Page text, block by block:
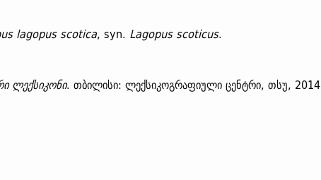
lagopus scotica, syn. Lagopus scoticus.
ლექსიკონი. თბილისი: ლექსიკოგრაფიული ცენტრი, თსუ, 2014